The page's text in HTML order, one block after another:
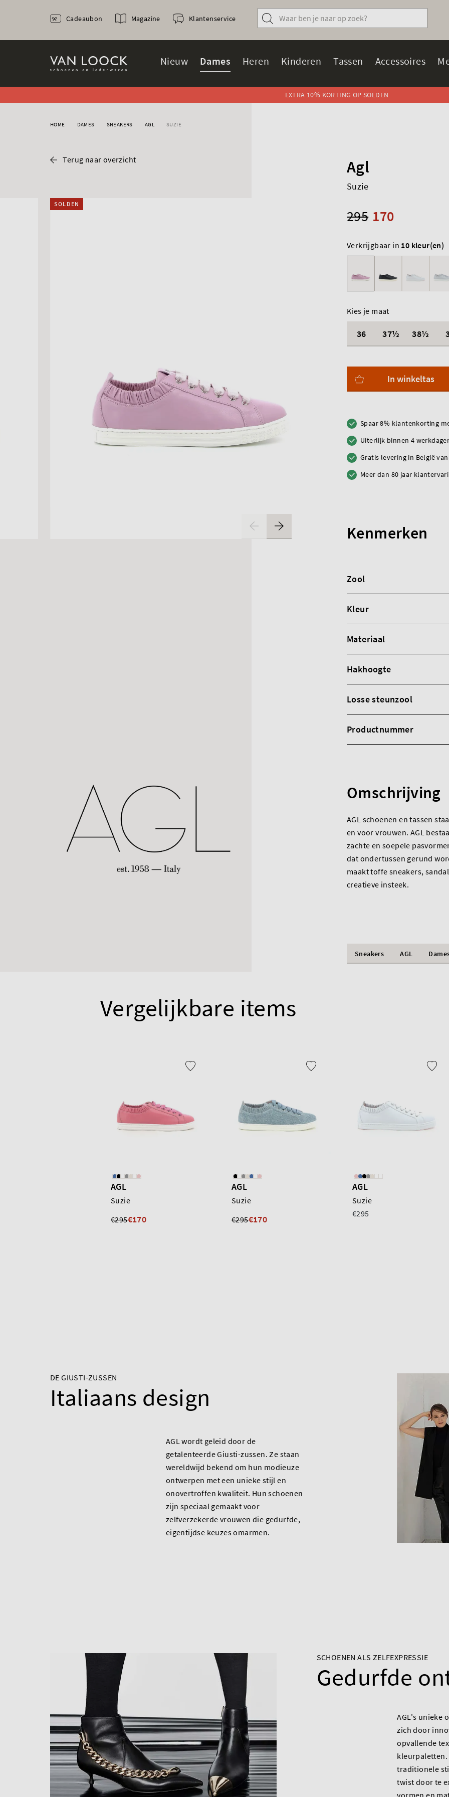
Nieuw Dames Heren Kinderen Tassen Accessoires
Cadeaubon Magazine Klantenservice
EXTRA 10% KORTING OP SOLDEN
HOME DAMES SNEAKERS AGL SUZIE
Terug naar overzicht
SOLDEN
Agl
Suzie
170
295
Verkrijgbaar in 10 kleur(en)
Kies je maat
36 37½ 38½
In winkeltas
Spaar 8% klantenkorting
Uiterlijk binnen 4
Gratis levering in België
Meer dan 80 jaar
Kenmerken
Zool
Kleur
Materiaal
Hakhoogte
Losse steunzool
Productnummer
Omschrijving
AGL schoenen en tassen
en voor vrouwen. AGL
zachte en soepele
dat ondertussen gerund
maakt toffe sneakers,
creatieve insteek.
Sneakers AGL
Vergelijkbare items
AGL
Suzie
€295€170
AGL
Suzie
€295€170
AGL
Suzie
€295
DE GIUSTI-ZUSSEN
Italiaans design
AGL wordt geleid door de
getalenteerde Giusti-zussen. Ze staan
wereldwijd bekend om hun modieuze
ontwerpen met een unieke stijl en
onovertroffen kwaliteit. Hun schoenen
zijn speciaal gemaakt voor
zelfverzekerde vrouwen die gedurfde,
eigentijdse keuzes omarmen.
SCHOENEN ALS ZELFEXPRESSIE
Gedurfde
AGL's unieke
zich door
opvallende
traditionele
twist door te